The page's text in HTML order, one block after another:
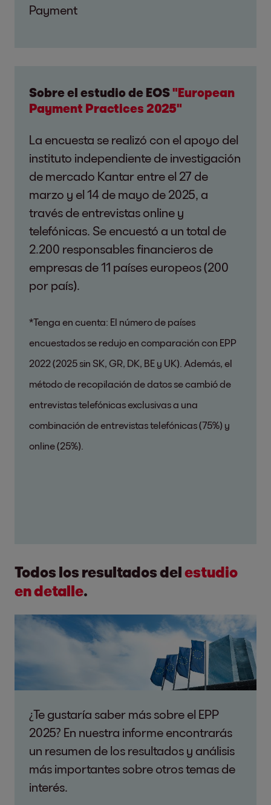
Payment
Sobre el estudio de EOS"European
Payment Practices 2025"
La encuesta se realizó con el apoyo del
instituto independiente de investigación
de mercado Kantar entre el 27 de
marzo y el 14 de mayo de 2025, a
través de entrevistas online y
telefónicas. Se encuestó a un total de
2.200 responsables financieros de
empresas de 11 países europeos (200
por país).
*Tenga en cuenta: El número de países
encuestados se redujo en comparación con EPP
2022 (2025 sin SK, GR, DK, BE y UK). Además, el
método de recopilación de datos se cambió de
entrevistas telefónicas exclusivas a una
combinación de entrevistas telefónicas (75%) y
online (25%).
Todos los resultados delestudio
en detalle.
¿Te gustaría saber más sobre el EPP
2025? En nuestra informe encontrarás
un resumen de los resultados y análisis
más importantes sobre otros temas de
interés.